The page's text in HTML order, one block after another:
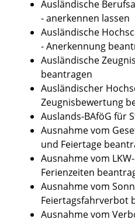
Ausländische
- anerkennen lassen
Ausländische
- Anerkennung
Ausländische
beantragen
Ausländischer
Zeugnisbewertung
Auslands-BAföG für
Ausnahme vom
und Feiertage
Ausnahme vom
Ferienzeiten
Ausnahme vom
Feiertagsfahrverbot
Ausnahme vom